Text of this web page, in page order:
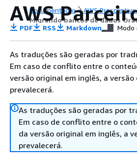
Documentação
AWS
Migrando bancos de dados
AWS
PDF RSS Markdown Modo
As traduções são geradas por
Em caso de conflito entre o
versão original em inglês, a versão
prevalecerá.
As traduções são geradas por
Em caso de conflito entre o
da versão original em inglês, a
prevalecerá.